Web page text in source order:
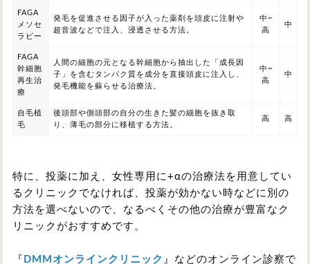
FAGA
メソセ
ラピー
発毛を促進させる因子が入った薬剤を頭皮に注射や
超音波などで注入、浸透させる方法。
中~
高
中
FAGA
幹細胞
再生治
療
人間の細胞の元となる幹細胞から抽出した「成長因
子」を含むタンパク質を成分を直接頭皮に注入し、
発毛機能を蘇らせる治療法。
中~
高
中
自毛植
毛
後頭部や側頭部の自分の生きた髪の細胞を抜き取
り、薄毛の部分に移植する方法。
高 高
特に、投薬に加え、女性専用に+αの治療法を用意してい
るクリニックでなければ、投薬が効かない時などに別の
方法を選べないので、なるべくその他の治療が豊富なク
リニックがおすすめです。
『 DMMオンラインクリニック 』などのオンライン診察で